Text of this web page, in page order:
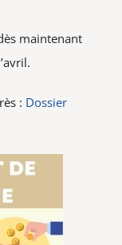
maintenant
: Dossier